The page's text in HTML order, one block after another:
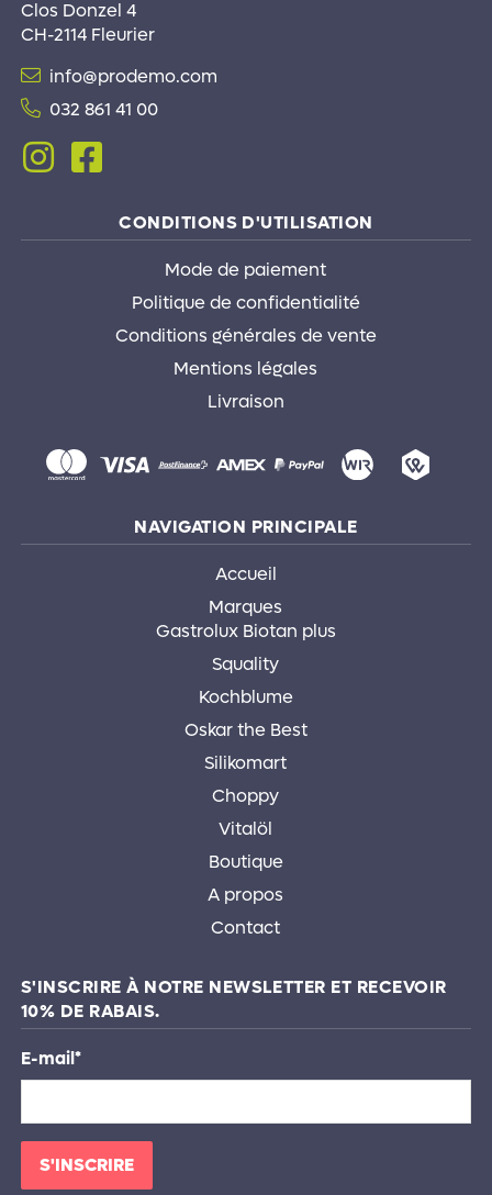
Clos Donzel 4
CH-2114 Fleurier
info@prodemo.com
032 861 41 00
Follow
me
Instagram
Follow
me
Facebook
CONDITIONS D'UTILISATION
Mode de paiement
Politique de confidentialité
Conditions générales de vente
Mentions légales
Livraison
NAVIGATION PRINCIPALE
Accueil
Marques
Gastrolux Biotan plus
Squality
Kochblume
Oskar the Best
Silikomart
Choppy
Vitalöl
Boutique
A propos
Contact
S'INSCRIRE À NOTRE NEWSLETTER ET RECEVOIR
10% DE RABAIS.
E-mail*